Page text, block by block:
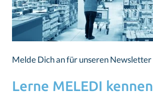
Melde Dich an für unseren Newsletter
Lerne MELEDI kennen